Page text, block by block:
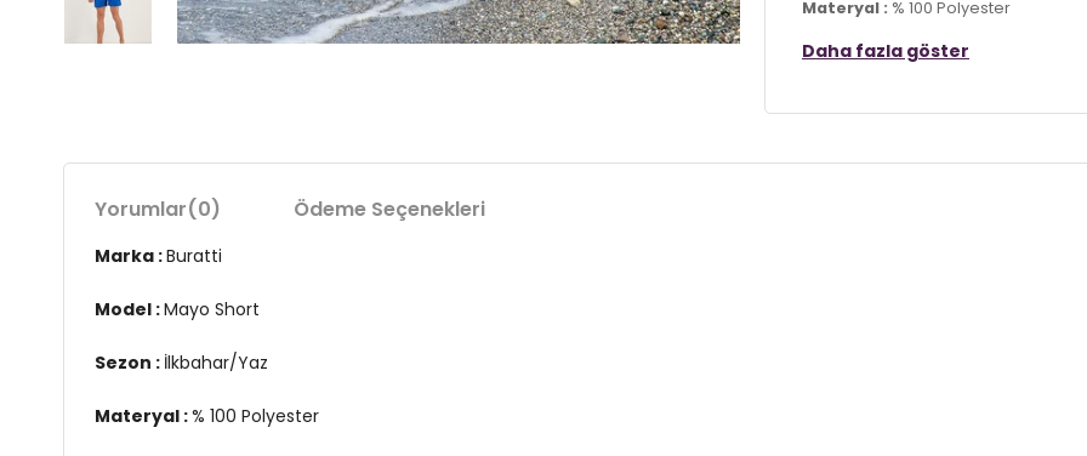
Materyal : % 100 Polyester
Kapama Bilgisi :Belden Bağlamalı
Daha fazla göster
Yorumlar(0) Ödeme Seçenekleri
Marka :Buratti
Model :Mayo Short
Sezon : İlkbahar/Yaz
Materyal :% 100 Polyester